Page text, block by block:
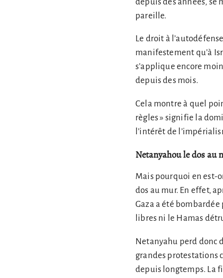
pareille.
Le droit à
manifestement qu’à
s’applique encore
depuis des mois.
Cela montre à quel
règles » signifie la
l’intérêt de
Netanyahou le dos au
Mais pourquoi en est-
dos au mur. En effet,
Gaza a été bombardée
libres ni le Hamas
Netanyahu perd donc
grandes protestations
depuis longtemps. La